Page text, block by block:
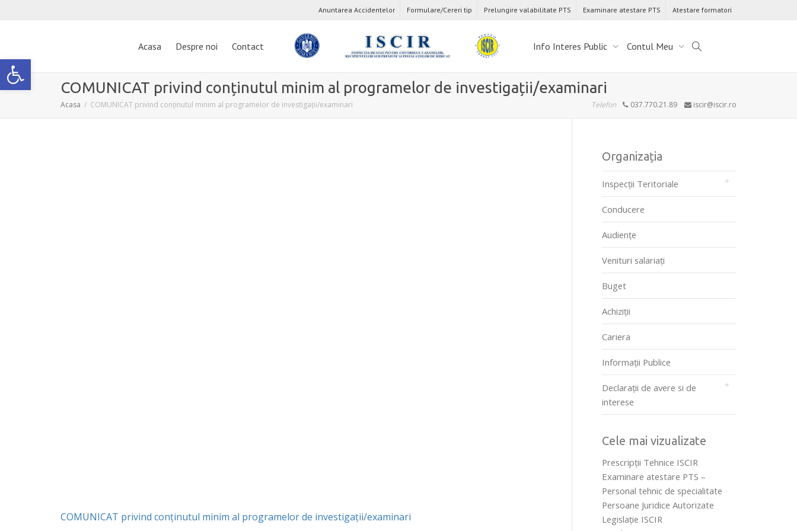
Deschide bara de unelte
Anuntarea Accidentelor Formulare/Cereri tip Prelungire valabilitate PTS Examinare atestare PTS Atestare formatori
Acasa Despre noi Contact Info Interes Public Contul Meu
COMUNICAT privind conținutul minim al programelor de investigații/examinari
Acasa COMUNICAT privind conținutul minim al programelor de investigații/examinari Telefon 037.770.21.89 iscir@iscir.ro
COMUNICAT privind conținutul minim al programelor de investigații/examinari
Organizația
Inspecții Teritoriale
Conducere
Audienţe
Venituri salariați
Buget
Achiziții
Cariera
Informații Publice
Declarații de avere si de
interese
Cele mai vizualizate
Prescripţii Tehnice ISCIR
Examinare atestare PTS –
Personal tehnic de specialitate
Persoane Juridice Autorizate
Legislaţie ISCIR